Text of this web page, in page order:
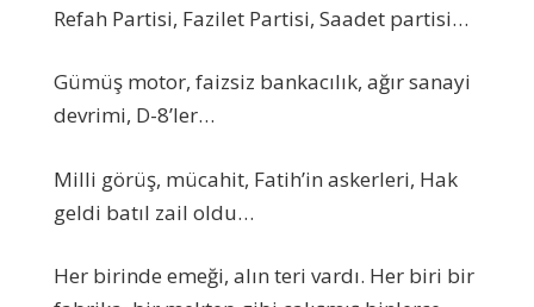
Refah Partisi, Fazilet Partisi, Saadet partisi…
Gümüş motor, faizsiz bankacılık, ağır sanayi
devrimi, D-8’ler…
Milli görüş, mücahit, Fatih’in askerleri, Hak
geldi batıl zail oldu…
Her birinde emeği, alın teri vardı. Her biri bir